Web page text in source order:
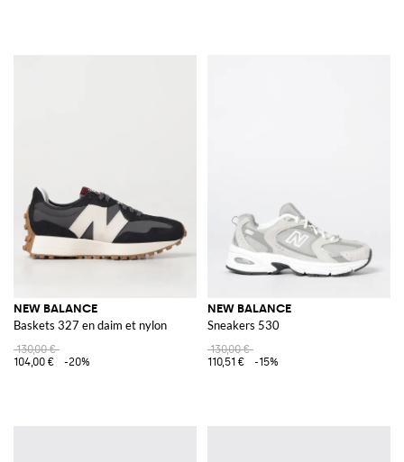
NEW BALANCE
Baskets 327 en daim et nylon
130,00 €
104,00 €
-20%
NEW BALANCE
Sneakers 530
130,00 €
110,51 €
-15%